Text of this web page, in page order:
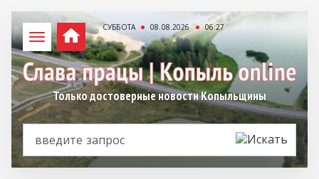
СУББОТА 08.08.2026 06:27
Только достоверные новости Копыльщины